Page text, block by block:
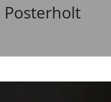
Posterholt